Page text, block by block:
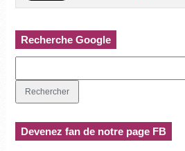
Recherche Google
Devenez fan de notre page FB